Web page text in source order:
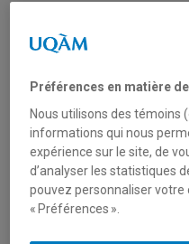
Lessard-Giguère
Le second prix
9, qui cumule le
être (200$) :
Shanks, Jade
Le prix du CRIFPE
Tania-Kichlee
Préférences en matière
Nous utilisons des témoins
informations qui nous
expérience sur le site, de
d’analyser les statistiques
pouvez personnaliser votre
« Préférences ».